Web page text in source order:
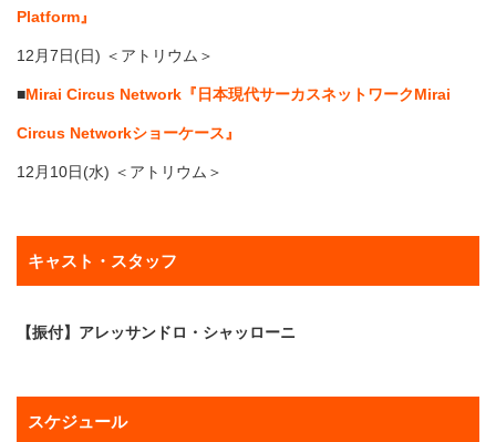
Platform』
12月7日(日) ＜アトリウム＞
■Mirai Circus Network『日本現代サーカスネットワークMirai
Circus Networkショーケース』
12月10日(水) ＜アトリウム＞
キャスト・スタッフ
【振付】アレッサンドロ・シャッローニ
スケジュール